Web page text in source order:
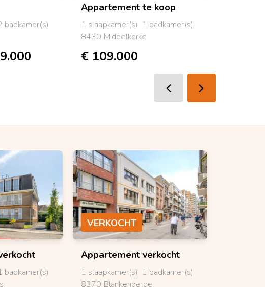
badkamer(s)
Appartement te koop
1 slaapkamer(s) 1 badkamer(s)
8430 Middelkerke
€ 109.000
badkamer(s)
VERKOCHT
Appartement verkocht
1 slaapkamer(s) 1 badkamer(s)
8370 Blankenberge